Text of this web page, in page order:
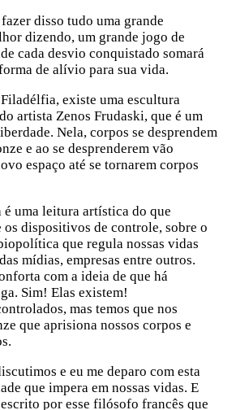
disso tudo uma grande
dizendo, um grande jogo de
cada desvio conquistado somará
de alívio para sua vida.
existe uma escultura
artista Zenos Frudaski, que é um
Nela, corpos se desprendem
e ao se desprenderem vão
espaço até se tornarem corpos
é uma leitura artística do que
dispositivos de controle, sobre o
que regula nossas vidas
mídias, empresas entre outros.
com a ideia de que há
Sim! Elas existem!
mas temos que nos
que aprisiona nossos corpos e
e eu me deparo com esta
que impera em nossas vidas. E
por esse filósofo francês que